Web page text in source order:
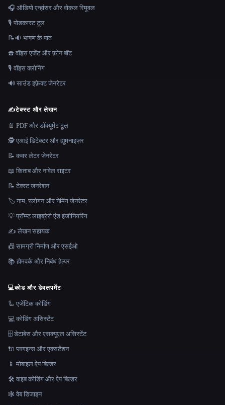
🎧 ऑडियो एन्हांसर और वोकल रिमूवल
🎙️ पोडकास्ट टूल
📝🔉 भाषण के पाठ
☎️ वॉइस एजेंट और फ़ोन बॉट
🎙️ वॉइस क्लोनिंग
🔊 साउंड इफ़ेक्ट जेनरेटर
✍️टेक्स्ट और लेखन
📄 PDF और डॉक्यूमेंट टूल
🕵️ एआई डिटेक्टर और ह्यूमनाइज़र
📝 कवर लेटर जेनरेटर
📖 किताब और नावेल राइटर
📝 टेक्स्ट जनरेशन
🏷️ नाम, स्लोगन और नेमिंग जेनरेटर
💡 प्रॉम्प्ट लाइब्रेरी एंड इंजीनियरिंग
✍️ लेखन सहायक
📠 सामग्री निर्माण और एसईओ
📚 होमवर्क और निबंध हेल्पर
💻कोड और डेवलपमेंट
🦾 एजेंटिक कोडिंग
💻 कोडिंग असिस्टेंट
🗄️ डेटाबेस और एसक्यूएल असिस्टेंट
🔌 प्लगइन्स और एक्सटेंशन
📱 मोबाइल ऐप बिल्डर
🛠️ वाइब कोडिंग और ऐप बिल्डर
🕸 वेब डिजाइन